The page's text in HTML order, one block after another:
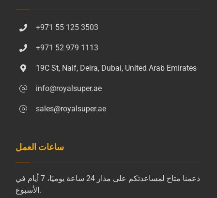
+971 55 125 3503
+971 52 979 1113
19C St, Naif, Deira, Dubai, United Arab Emirates
info@royalsuper.ae
sales@royalsuper.ae
ساعات العمل
دعمنا متاح لمساعدتكم على مدار 24 ساعة يوميًا، 7 أيام في
الأسبوع.